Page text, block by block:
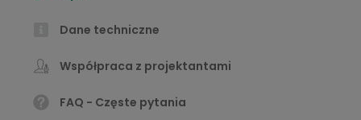
Dane techniczne
Współpraca z projektantami
FAQ - Częste pytania